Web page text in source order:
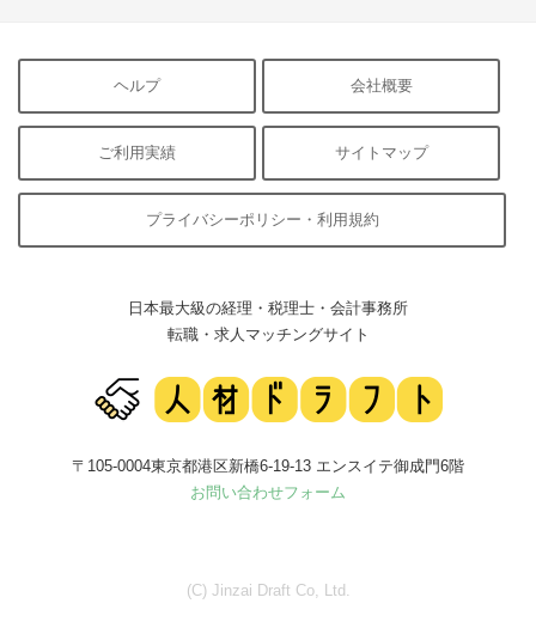
ヘルプ 会社概要
ご利用実績 サイトマップ
プライバシーポリシー・利用規約
日本最大級の経理・税理士・会計事務所
転職・求人マッチングサイト
〒105-0004東京都港区新橋6-19-13 エンスイテ御成門6階
お問い合わせフォーム
(C) Jinzai Draft Co, Ltd.